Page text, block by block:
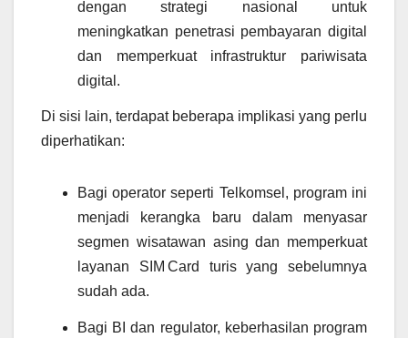
dengan strategi nasional untuk
meningkatkan penetrasi pembayaran digital
dan memperkuat infrastruktur pariwisata
digital.
Di sisi lain, terdapat beberapa implikasi yang perlu
diperhatikan:
Bagi operator seperti Telkomsel, program ini
menjadi kerangka baru dalam menyasar
segmen wisatawan asing dan memperkuat
layanan SIM Card turis yang sebelumnya
sudah ada.
Bagi BI dan regulator, keberhasilan program